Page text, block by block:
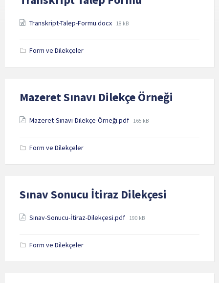
Attachments
Transkript-Talep-Formu.docx File
18 kB
Form ve Dilekçeler
Mazeret Sınavı Dilekçe Örneği
Attachments
Mazeret-Sınavı-Dilekçe-Örneği.pdf File
165 kB
Form ve Dilekçeler
Sınav Sonucu İtiraz Dilekçesi
Attachments
Sınav-Sonucu-İtiraz-Dilekçesi.pdf File
190 kB
Form ve Dilekçeler